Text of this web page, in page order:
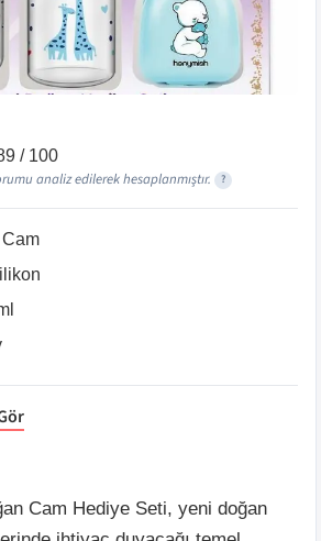
/ 100
analiz edilerek hesaplanmıştır. ?
Cam
Cam Hediye Seti, yeni doğan